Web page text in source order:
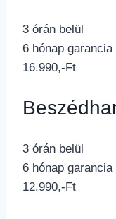
3 órán belül
6 hónap garancia
16.990,-Ft
3 órán belül
6 hónap garancia
12.990,-Ft